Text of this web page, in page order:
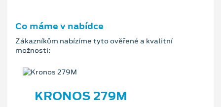
Co máme v nabídce
Zákazníkům nabízíme tyto ověřené a kvalitní
možnosti:
KRONOS 279M